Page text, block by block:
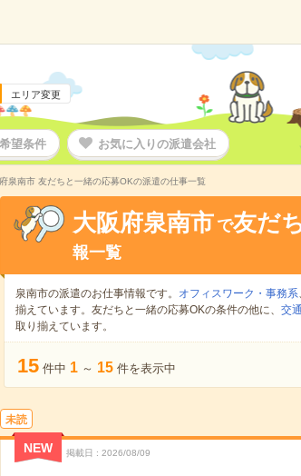
エリア変更
望条件 お気に入りの派遣会社
泉南市 友だちと一緒の応募OKの派遣の仕事一覧
大阪府泉南市 で友だ
報一覧
泉南市の派遣のお仕事情報です。 オフィスワーク・事務系
揃えています。友だちと一緒の応募OKの条件の他に、 交
取り揃えています。
15 件中 1 ～ 15 件を表示中
未読
NEW 掲載日 2026/08/09